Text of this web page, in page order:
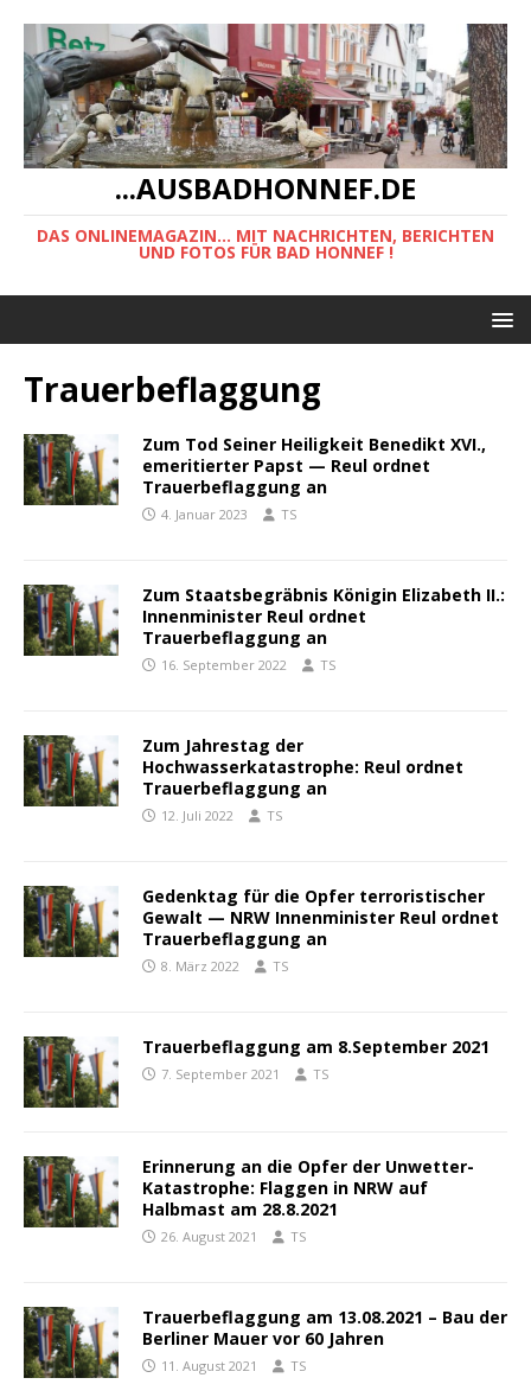
...AUSBADHONNEF.DE
DAS ONLINEMAGAZIN... MIT NACHRICHTEN, BERICHTEN
UND FOTOS FÜR BAD HONNEF !
Trauerbeflaggung
Zum Tod Seiner Heiligkeit Benedikt XVI.,
emeritierter Papst — Reul ordnet
Trauerbeflaggung an
4. Januar 2023 TS
Zum Staatsbegräbnis Königin Elizabeth II.:
Innenminister Reul ordnet
Trauerbeflaggung an
16. September 2022 TS
Zum Jahrestag der
Hochwasserkatastrophe: Reul ordnet
Trauerbeflaggung an
12. Juli 2022 TS
Gedenktag für die Opfer terroristischer
Gewalt — NRW Innenminister Reul ordnet
Trauerbeflaggung an
8. März 2022 TS
Trauerbeflaggung am 8.September 2021
7. September 2021 TS
Erinnerung an die Opfer der Unwetter-
Katastrophe: Flaggen in NRW auf
Halbmast am 28.8.2021
26. August 2021 TS
Trauerbeflaggung am 13.08.2021 – Bau der
Berliner Mauer vor 60 Jahren
11. August 2021 TS